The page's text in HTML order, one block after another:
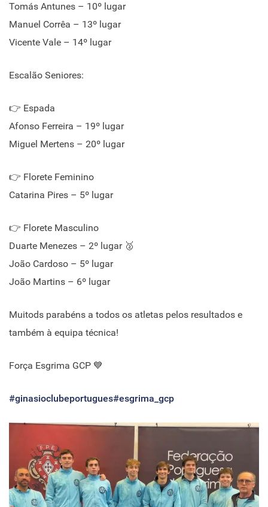
Tomás Antunes – 10º lugar
Manuel Corrêa – 13º lugar
Vicente Vale – 14º lugar
Escalão Seniores:
👉 Espada
Afonso Ferreira – 19º lugar
Miguel Mertens – 20º lugar
👉 Florete Feminino
Catarina Pires – 5º lugar
👉 Florete Masculino
Duarte Menezes – 2º lugar 🥈
João Cardoso – 5º lugar
João Martins – 6º lugar
Muitods parabéns a todos os atletas pelos resultados e
também à equipa técnica!
Força Esgrima GCP 💙
#ginasioclubeportugues#esgrima_gcp